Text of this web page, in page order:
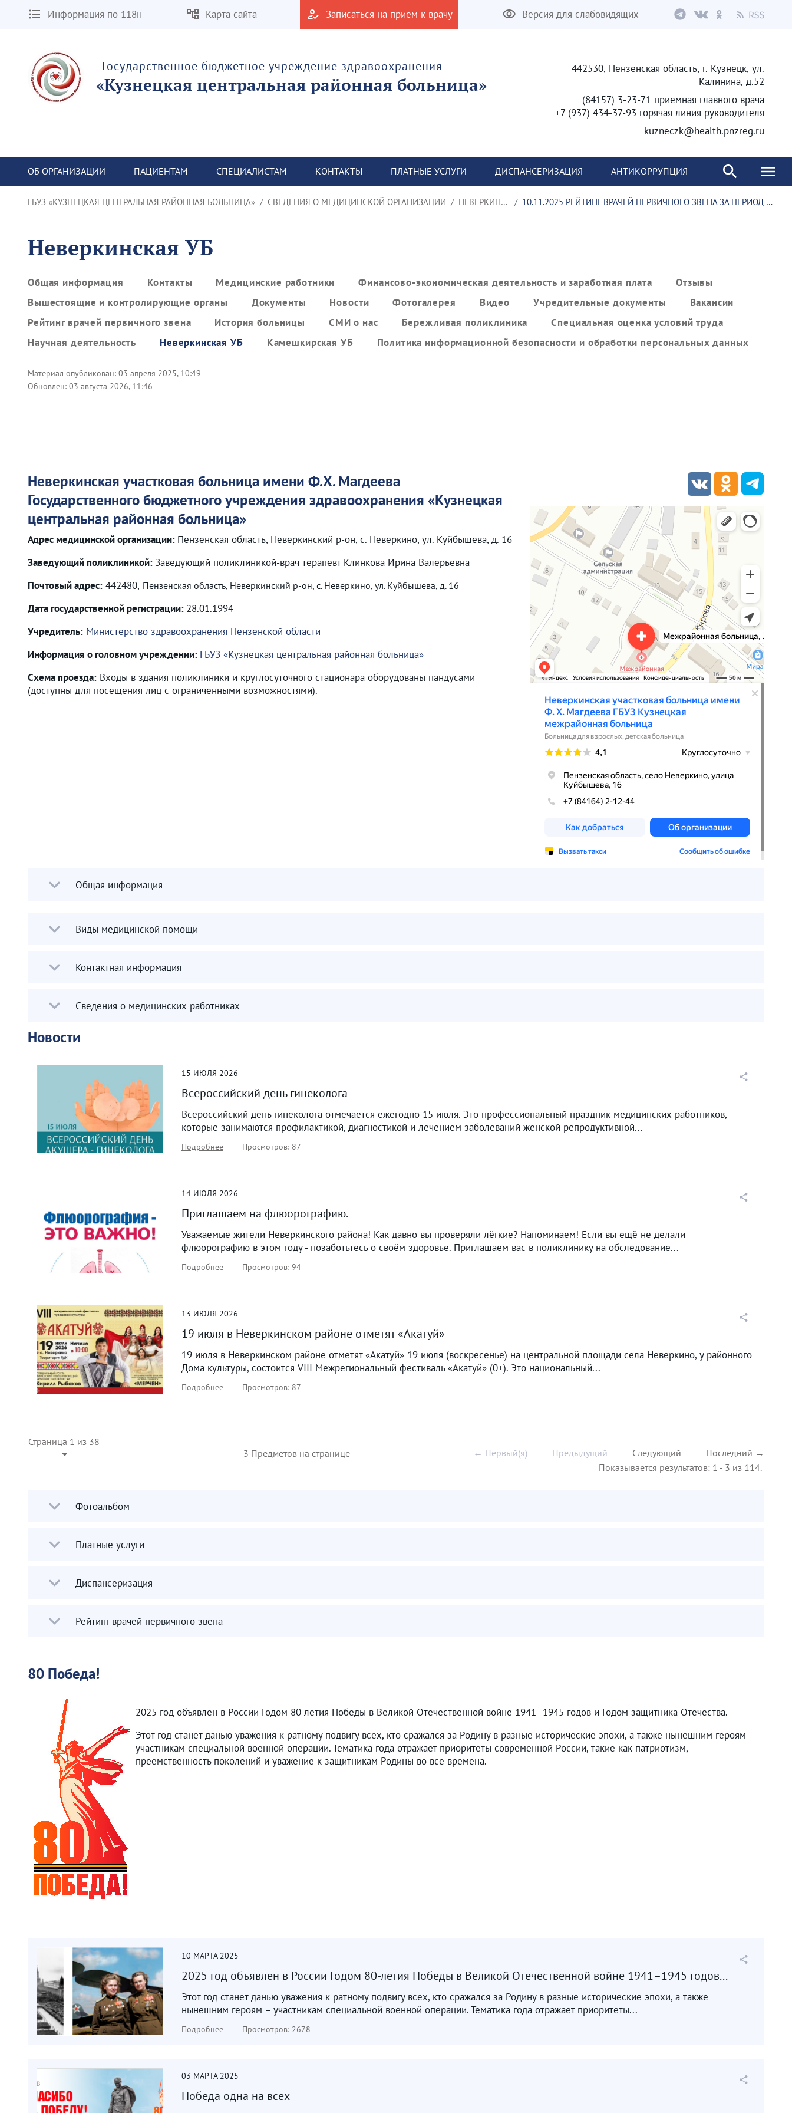
Информация по 118н Карта сайта Записаться на прием к врачу Версия для слабовидящих
Государственное бюджетное учреждение здравоохранения
«Кузнецкая центральная районная больница»
442530, Пензенская область, г. Кузнецк, ул.
Калинина, д.52
(84157) 3-23-71 приемная главного врача
+7 (937) 434-37-93 горячая линия руководителя
kuzneczk@health.pnzreg.ru
ОБ ОРГАНИЗАЦИИ ПАЦИЕНТАМ СПЕЦИАЛИСТАМ КОНТАКТЫ ПЛАТНЫЕ УСЛУГИ ДИСПАНСЕРИЗАЦИЯ АНТИКОРРУПЦИЯ
ГБУЗ «КУЗНЕЦКАЯ ЦЕНТРАЛЬНАЯ РАЙОННАЯ БОЛЬНИЦА» СВЕДЕНИЯ О МЕДИЦИНСКОЙ ОРГАНИЗАЦИИ НЕВЕРКИНСКАЯ УБ 10.11.2025 РЕЙТИНГ ВРАЧЕЙ ПЕРВИЧНОГО ЗВЕНА ЗА ПЕРИОД С 1.11.2025 ПО 9.11.2025 ГОД
Неверкинская УБ
Общая информация Контакты Медицинские работники Финансово-экономическая деятельность и заработная плата
Отзывы
Вышестоящие и контролирующие органы
Документы Новости Фотогалерея Видео Учредительные документы
Вакансии
Рейтинг врачей первичного звена
История больницы СМИ о нас Бережливая поликлиника
Специальная оценка условий труда
Научная деятельность
Неверкинская УБ Камешкирская УБ Политика информационной безопасности и обработки персональных данных
Материал опубликован: 03 апреля 2025, 10:49
Обновлён: 03 августа 2026, 11:46
Неверкинская участковая больница имени Ф.Х. Магдеева
Государственного бюджетного учреждения здравоохранения «Кузнецкая
центральная районная больница»
Адрес медицинской организации: Пензенская область, Неверкинский р-он, с. Неверкино, ул. Куйбышева, д. 16
Заведующий поликлиникой: Заведующий поликлиникой-врач терапевт Клинкова Ирина Валерьевна
Почтовый адрес: 442480, Пензенская область, Неверкинский р-он, с. Неверкино, ул. Куйбышева, д. 16
Дата государственной регистрации: 28.01.1994
Учредитель: Министерство здравоохранения Пензенской области
Информация о головном учреждении: ГБУЗ «Кузнецкая центральная районная больница»
Схема проезда: Входы в здания поликлиники и круглосуточного стационара оборудованы пандусами
(доступны для посещения лиц с ограниченными возможностями).
Общая информация
Виды медицинской помощи
Контактная информация
Сведения о медицинских работниках
Новости
15 ИЮЛЯ 2026
Всероссийский день гинеколога
Всероссийский день гинеколога отмечается ежегодно 15 июля. Это профессиональный праздник медицинских работников,
которые занимаются профилактикой, диагностикой и лечением заболеваний женской репродуктивной...
Подробнее Просмотров: 87
14 ИЮЛЯ 2026
Приглашаем на флюорографию.
Уважаемые жители Неверкинского района! Как давно вы проверяли лёгкие? Напоминаем! Если вы ещё не делали
флюорографию в этом году - позаботьтесь о своём здоровье. Приглашаем вас в поликлинику на обследование...
Подробнее Просмотров: 94
13 ИЮЛЯ 2026
19 июля в Неверкинском районе отметят «Акатуй»
19 июля в Неверкинском районе отметят «Акатуй» 19 июля (воскресенье) на центральной площади села Неверкино, у районного
Дома культуры, состоится VIII Межрегиональный фестиваль «Акатуй» (0+). Это национальный...
Подробнее Просмотров: 87
Страница 1 из 38
— 3 Предметов на странице
Показывается результатов: 1 - 3 из 114.
← Первый(я) Предыдущий Следующий Последний →
Фотоальбом
Платные услуги
Диспансеризация
Рейтинг врачей первичного звена
80 Победа!
2025 год объявлен в России Годом 80-летия Победы в Великой Отечественной войне 1941–1945 годов и Годом защитника Отечества.
Этот год станет данью уважения к ратному подвигу всех, кто сражался за Родину в разные исторические эпохи, а также нынешним героям –
участникам специальной военной операции. Тематика года отражает приоритеты современной России, такие как патриотизм,
преемственность поколений и уважение к защитникам Родины во все времена.
10 МАРТА 2025
2025 год объявлен в России Годом 80-летия Победы в Великой Отечественной войне 1941–1945 годов...
Этот год станет данью уважения к ратному подвигу всех, кто сражался за Родину в разные исторические эпохи, а также
нынешним героям – участникам специальной военной операции. Тематика года отражает приоритеты...
Подробнее Просмотров: 2678
03 МАРТА 2025
Победа одна на всех